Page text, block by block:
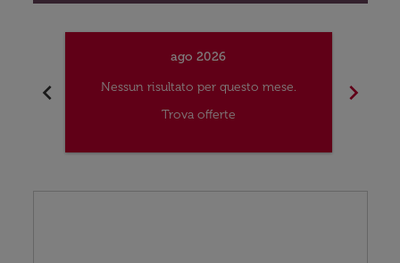
chevron_left
ago 2026
Nessun risultato per questo mese.
Trova offerte
chevron_right